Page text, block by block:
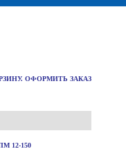
ОФОРМИТЬ ЗАКАЗ
12-150